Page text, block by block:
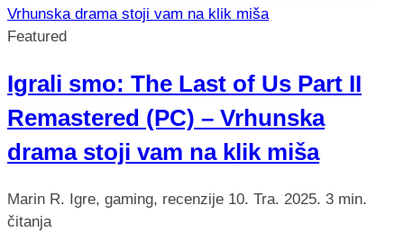
Featured
Igrali smo: The Last of Us Part II
Remastered (PC) – Vrhunska
drama stoji vam na klik miša
Marin R. Igre, gaming, recenzije 10. Tra. 2025. 3 min.
čitanja